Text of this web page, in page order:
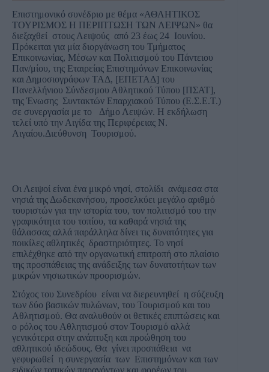
Επιστημονικό συνέδριο με θέμα «ΑΘΛΗΤΙΚΟΣ
ΤΟΥΡΙΣΜΟΣ Η ΠΕΡΙΠΤΩΣΗ ΤΩΝ ΛΕΙΨΩΝ» θα
διεξαχθεί στους Λειψούς από 23 έως 24 Ιουνίου.
Πρόκειται για μία διοργάνωση του Τμήματος
Επικοινωνίας, Μέσων και Πολιτισμού του Πάντειου
Παν/μίου, της Εταιρείας Επιστημόνων Επικοινωνίας
και Δημοσιογράφων ΤΑΔ, [ΕΠΕΤΑΔ] του
Πανελλήνιου Σύνδεσμου Αθλητικού Τύπου [ΠΣΑΤ],
της Ένωσης Συντακτών Επαρχιακού Τύπου (Ε.Σ.Ε.Τ.)
σε συνεργασία με το Δήμο Λειψών. Η εκδήλωση
τελεί υπό την Αιγίδα της Περιφέρειας Ν.
Αιγαίου.Διεύθυνση Τουρισμού.
Οι Λειψοί είναι ένα μικρό νησί, στολίδι ανάμεσα στα
νησιά της Δωδεκανήσου, προσελκύει μεγάλο αριθμό
τουριστών για την ιστορία του, τον πολιτισμό του την
γραφικότητα του τοπίου, τα καθαρά νησιά της
θάλασσας αλλά παράλληλα δίνει τις δυνατότητες για
ποικίλες αθλητικές δραστηριότητες. Το νησί
επιλέχθηκε από την οργανωτική επιτροπή στο πλαίσιο
της προσπάθειας της ανάδειξης των δυνατοτήτων των
μικρών νησιωτικών προορισμών.
Στόχος του Συνεδρίου είναι να διερευνηθεί η σύζευξη
των δύο βασικών πυλώνων, του Τουρισμού και του
Αθλητισμού. Θα αναλυθούν οι θετικές επιπτώσεις και
ο ρόλος του Αθλητισμού στον Τουρισμό αλλά
γενικότερα στην ανάπτυξη και προώθηση του
αθλητικού ιδεώδους. Θα γίνει προσπάθεια να
γεφυρωθεί η συνεργασία των Επιστημόνων και των